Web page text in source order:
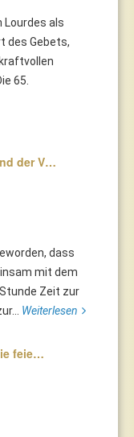
Lourdes als
des Gebets,
65.
der V…
dass
mit dem
Zeit zur
Weiterlesen
feie…